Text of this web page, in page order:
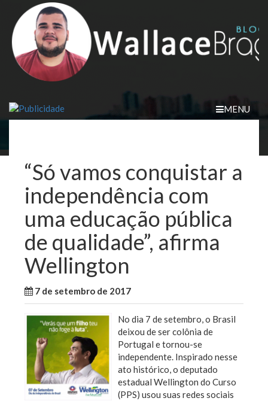
content
MENU
“Só vamos conquistar a
independência com
uma educação pública
de qualidade”, afirma
Wellington
7 de setembro de 2017
No dia 7 de setembro, o Brasil
deixou de ser colônia de
Portugal e tornou-se
independente. Inspirado nesse
ato histórico, o deputado
estadual Wellington do Curso
(PPS) usou suas redes sociais